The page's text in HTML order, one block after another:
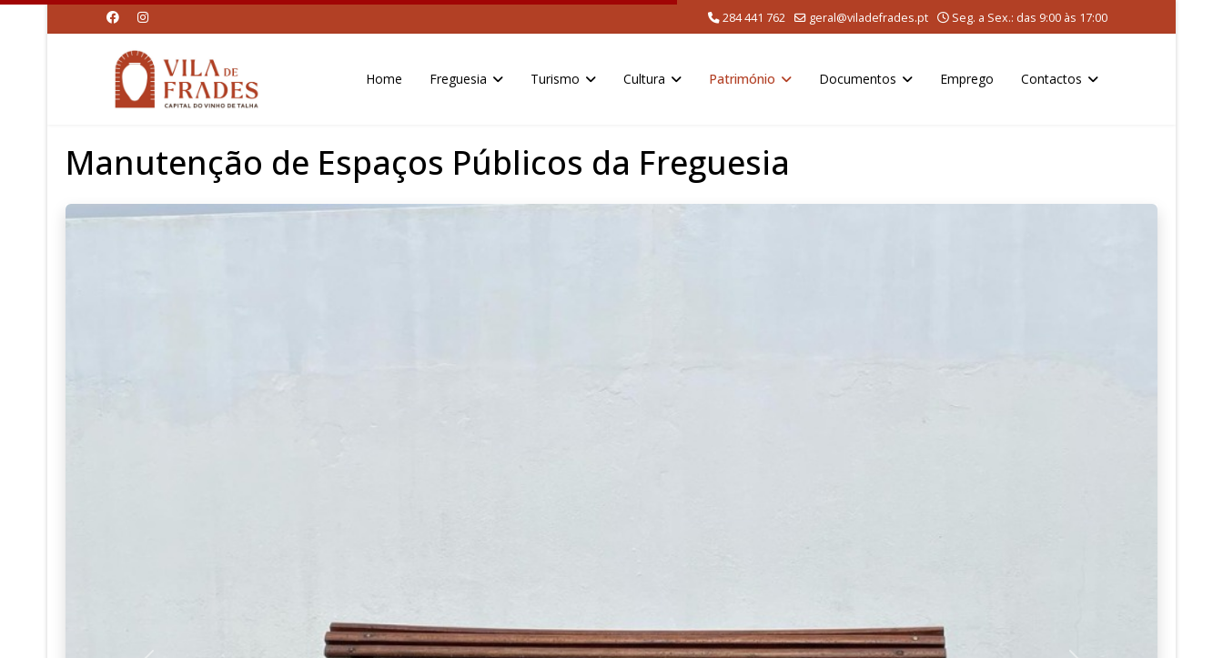
284 441 762 geral@viladefrades.pt Seg. a Sex.: das 9:00 às 17:00
Home Freguesia Turismo Cultura Património Documentos Emprego Contactos
Manutenção de Espaços Públicos da Freguesia